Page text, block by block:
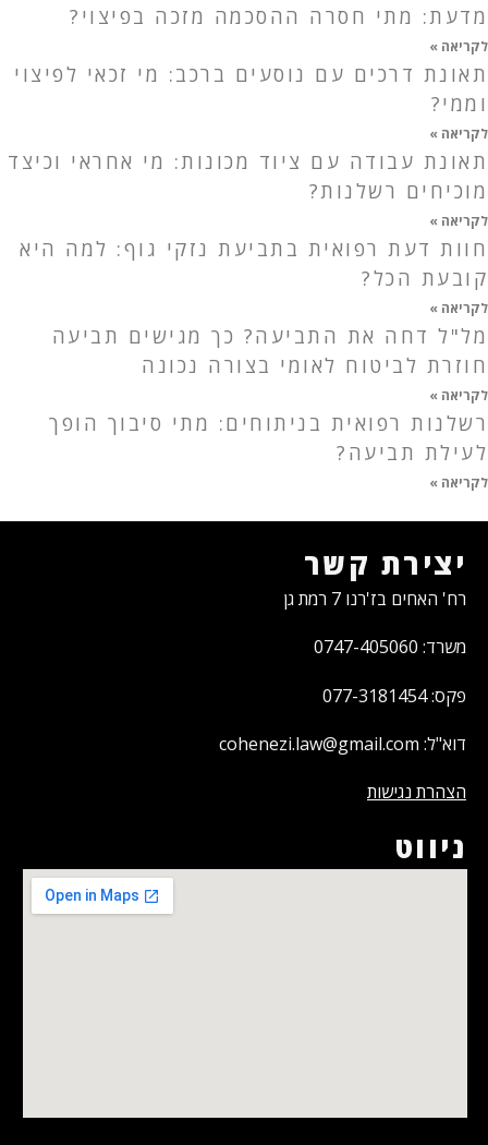
מדעת: מתי חסרה ההסכמה מזכה בפיצוי?
לקריאה »
תאונת דרכים עם נוסעים ברכב: מי זכאי לפיצוי
וממי?
לקריאה »
תאונת עבודה עם ציוד מכונות: מי אחראי וכיצד
מוכיחים רשלנות?
לקריאה »
חוות דעת רפואית בתביעת נזקי גוף: למה היא
קובעת הכל?
לקריאה »
מל"ל דחה את התביעה? כך מגישים תביעה
חוזרת לביטוח לאומי בצורה נכונה
לקריאה »
רשלנות רפואית בניתוחים: מתי סיבוך הופך
לעילת תביעה?
לקריאה »
יצירת קשר
רח' האחים בז'רנו 7 רמת גן
משרד: 0747-405060
פקס: 077-3181454
דוא"ל: cohenezi.law@gmail.com
הצהרת נגישות
ניווט